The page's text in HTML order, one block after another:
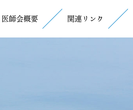
医師会概要 関連リンク